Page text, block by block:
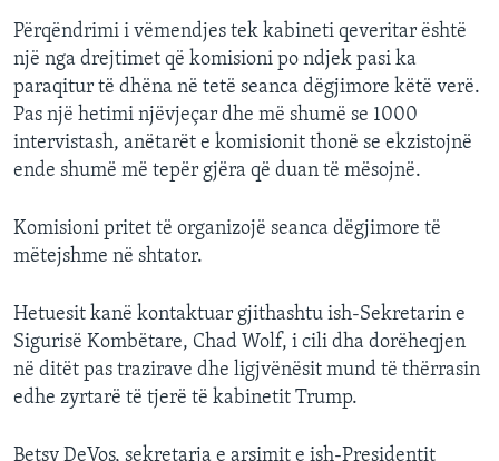
Përqëndrimi i vëmendjes tek kabineti qeveritar është
një nga drejtimet që komisioni po ndjek pasi ka
paraqitur të dhëna në tetë seanca dëgjimore këtë verë.
Pas një hetimi njëvjeçar dhe më shumë se 1000
intervistash, anëtarët e komisionit thonë se ekzistojnë
ende shumë më tepër gjëra që duan të mësojnë.
Komisioni pritet të organizojë seanca dëgjimore të
mëtejshme në shtator.
Hetuesit kanë kontaktuar gjithashtu ish-Sekretarin e
Sigurisë Kombëtare, Chad Wolf, i cili dha dorëheqjen
në ditët pas trazirave dhe ligjvënësit mund të thërrasin
edhe zyrtarë të tjerë të kabinetit Trump.
Betsy DeVos, sekretarja e arsimit e ish-Presidentit